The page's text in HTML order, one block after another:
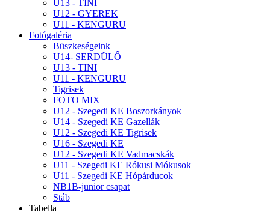
U13 - TINI
U12 - GYEREK
U11 - KENGURU
Fotógaléria
Büszkeségeink
U14- SERDÜLŐ
U13 - TINI
U11 - KENGURU
Tigrisek
FOTO MIX
U12 - Szegedi KE Boszorkányok
U14 - Szegedi KE Gazellák
U12 - Szegedi KE Tigrisek
U16 - Szegedi KE
U12 - Szegedi KE Vadmacskák
U11 - Szegedi KE Rókusi Mókusok
U11 - Szegedi KE Hópárducok
NB1B-junior csapat
Stáb
Tabella